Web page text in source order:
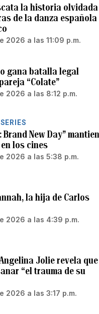
la historia olvidada
de la danza española
2026 a las 11:09 p.m.
gana batalla legal
“Colate”
2026 a las 8:12 p.m.
Brand New Day”
los cines
2026 a las 5:38 p.m.
la hija de Carlos
2026 a las 4:39 p.m.
Jolie revela que
“el trauma de su
2026 a las 3:17 p.m.